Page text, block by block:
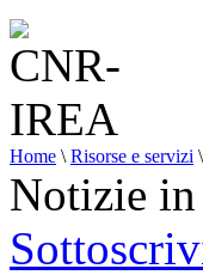
Home \ Risorse e servizi \
Notizie in